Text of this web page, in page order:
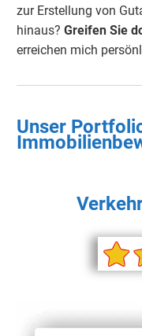
zur Erstellung von
hinaus? Greifen Sie
erreichen mich
Unser